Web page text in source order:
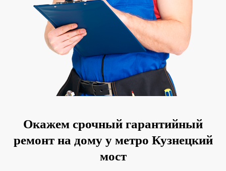
Окажем срочный гарантийный
ремонт на дому у метро Кузнецкий
мост